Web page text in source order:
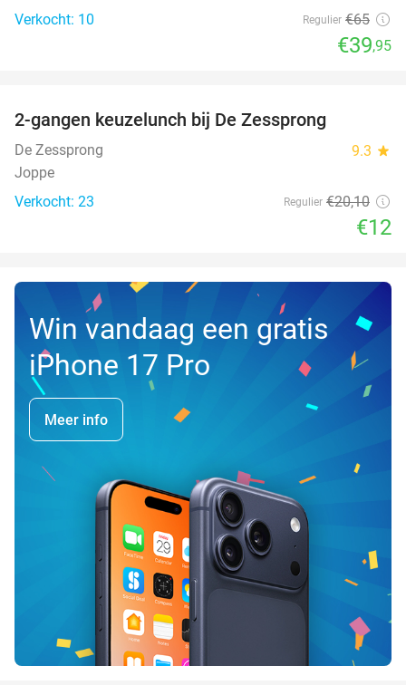
Verkocht: 10
Regulier €65
€39,95
NEW
TODAY
2-gangen keuzelunch bij De Zessprong
De Zessprong 9.3 star
Joppe
Verkocht: 23
Regulier €20,10
€12
Win vandaag een gratis
iPhone 17 Pro
Meer info